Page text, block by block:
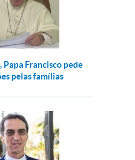
Papa Francisco pede
pelas famílias